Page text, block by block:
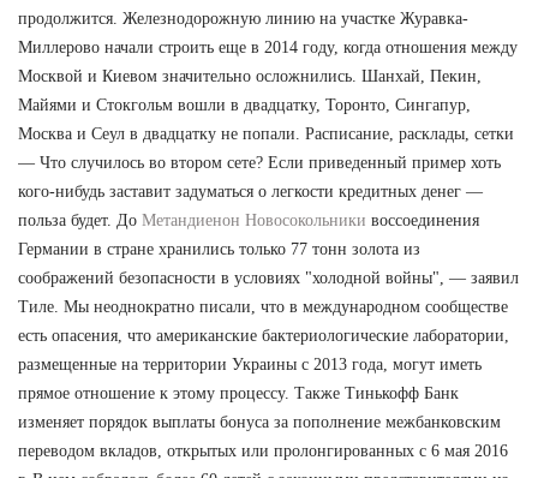
продолжится. Железнодорожную линию на участке Журавка-
Миллерово начали строить еще в 2014 году, когда отношения между
Москвой и Киевом значительно осложнились. Шанхай, Пекин,
Майями и Стокгольм вошли в двадцатку, Торонто, Сингапур,
Москва и Сеул в двадцатку не попали. Расписание, расклады, сетки
— Что случилось во втором сете? Если приведенный пример хоть
кого-нибудь заставит задуматься о легкости кредитных денег —
польза будет. До Метандиенон Новосокольники воссоединения
Германии в стране хранились только 77 тонн золота из
соображений безопасности в условиях "холодной войны", — заявил
Тиле. Мы неоднократно писали, что в международном сообществе
есть опасения, что американские бактериологические лаборатории,
размещенные на территории Украины с 2013 года, могут иметь
прямое отношение к этому процессу. Также Тинькофф Банк
изменяет порядок выплаты бонуса за пополнение межбанковским
переводом вкладов, открытых или пролонгированных с 6 мая 2016